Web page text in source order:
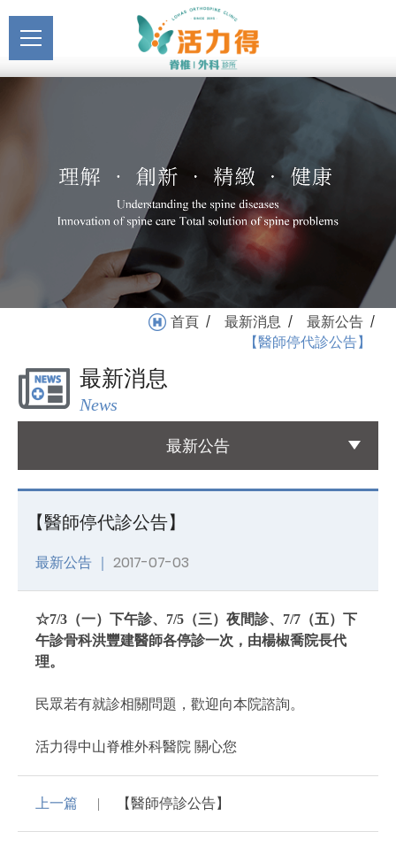
【醫師停代診公告】_最新
公告_最新消息 | 活力得脊
椎外科診所
主選單關於活力得
醫療服務
Medical Service
Registration
就醫指南
Medical Instruction
衛教專區
Health Education
友善連結
Links
首頁 / 最新消息 / 最新公告 /
【醫師停代診公告】
最新消息
News
最新公告
【醫師停代診公告】
最新公告 ｜ 2017-07-03
☆7/3（一）下午診、7/5（三）夜間診、7/7（五）下
午診骨科洪豐建醫師各停診一次，由楊椒喬院長代
理。
民眾若有就診相關問題，歡迎向本院諮詢。
活力得中山脊椎外科醫院 關心您
上一篇 【醫師停診公告】